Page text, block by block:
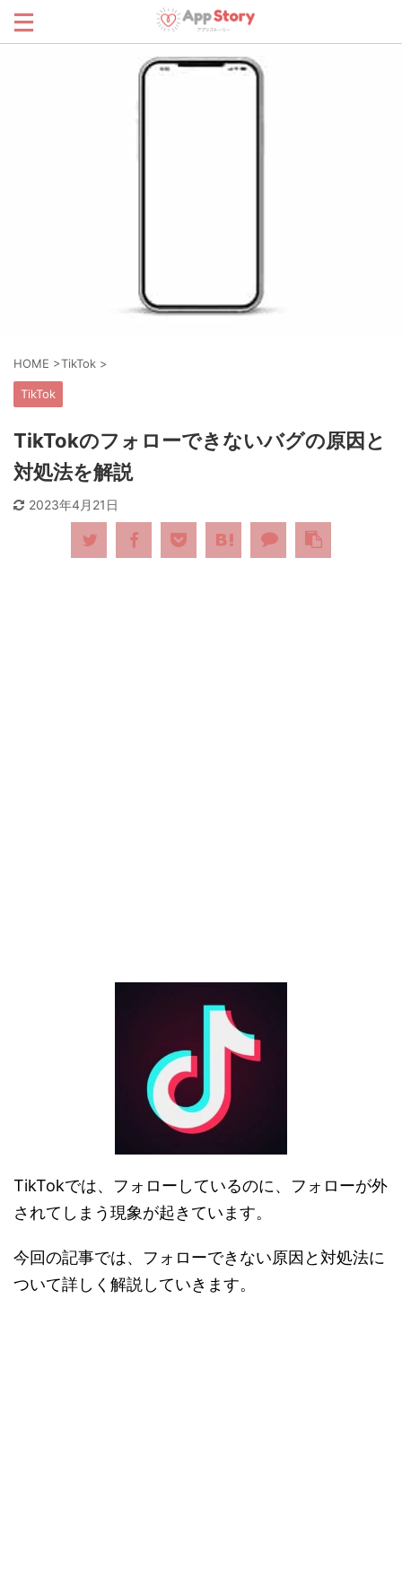
HOME >TikTok >
TikTok
TikTokのフォローできないバグの原因と
対処法を解説
2023年4月21日
TikTokでは、フォローしているのに、フォローが外
されてしまう現象が起きています。
今回の記事では、フォローできない原因と対処法に
ついて詳しく解説していきます。